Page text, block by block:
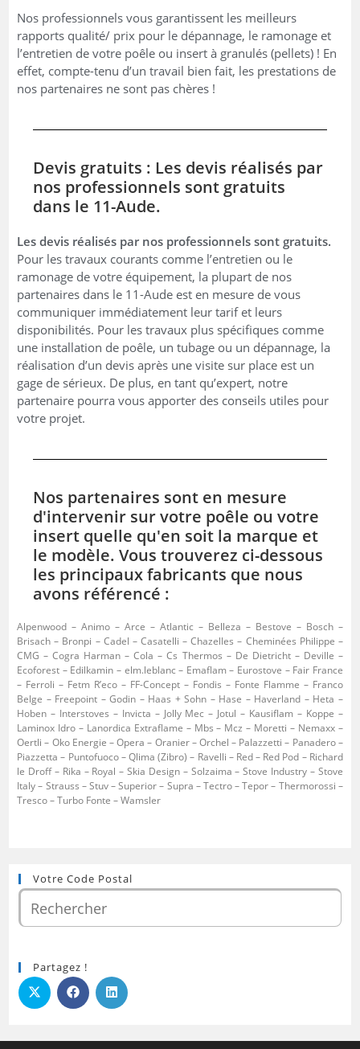
Nos professionnels vous garantissent les meilleurs
rapports qualité/ prix pour le dépannage, le ramonage et
l’entretien de votre poêle ou insert à granulés (pellets) ! En
effet, compte-tenu d’un travail bien fait, les prestations de
nos partenaires ne sont pas chères !
Devis gratuits : Les devis réalisés par
nos professionnels sont gratuits
dans le 11-Aude.
Les devis réalisés par nos professionnels sont gratuits.
Pour les travaux courants comme l’entretien ou le
ramonage de votre équipement, la plupart de nos
partenaires dans le 11-Aude est en mesure de vous
communiquer immédiatement leur tarif et leurs
disponibilités. Pour les travaux plus spécifiques comme
une installation de poêle, un tubage ou un dépannage, la
réalisation d’un devis après une visite sur place est un
gage de sérieux. De plus, en tant qu’expert, notre
partenaire pourra vous apporter des conseils utiles pour
votre projet.
Nos partenaires sont en mesure
d'intervenir sur votre poêle ou votre
insert quelle qu'en soit la marque et
le modèle. Vous trouverez ci-dessous
les principaux fabricants que nous
avons référencé :
Alpenwood – Animo – Arce – Atlantic – Belleza – Bestove – Bosch –
Brisach – Bronpi – Cadel – Casatelli – Chazelles – Cheminées Philippe –
CMG – Cogra Harman – Cola – Cs Thermos – De Dietricht – Deville –
Ecoforest – Edilkamin – elm.leblanc – Emaflam – Eurostove – Fair France
– Ferroli – Fetm R’eco – FF-Concept – Fondis – Fonte Flamme – Franco
Belge – Freepoint – Godin – Haas + Sohn – Hase – Haverland – Heta –
Hoben – Interstoves – Invicta – Jolly Mec – Jotul – Kausiflam – Koppe –
Laminox Idro – Lanordica Extraflame – Mbs – Mcz – Moretti – Nemaxx –
Oertli – Oko Energie – Opera – Oranier – Orchel – Palazzetti – Panadero –
Piazzetta – Puntofuoco – Qlima (Zibro) – Ravelli – Red – Red Pod – Richard
le Droff – Rika – Royal – Skia Design – Solzaima – Stove Industry – Stove
Italy – Strauss – Stuv – Superior – Supra – Tectro – Tepor – Thermorossi –
Tresco – Turbo Fonte – Wamsler
Votre Code Postal
Partagez !